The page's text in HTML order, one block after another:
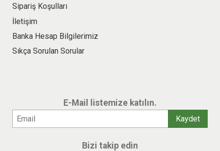
Sipariş Koşulları
İletişim
Banka Hesap Bilgilerimiz
Sıkça Sorulan Sorular
E-Mail listemize katılın.
Bizi takip edin